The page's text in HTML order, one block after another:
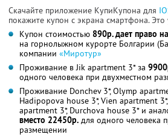
Скачайте приложение КупиКупона для
покажите купон с экрана смартфона.
Купон стоимостью 890р. дает право
на горнолыжном курорте Болгарии
компании «Миротур»
Проживание в Jik apartment 3* за
одного человека при двухместном
Проживание Donchev 3*, Olymp
Hadipopova house 3*, Vien apartment
apartment 3*, Durchova house 3* и
вместо 22450р. для одного человека
размещении